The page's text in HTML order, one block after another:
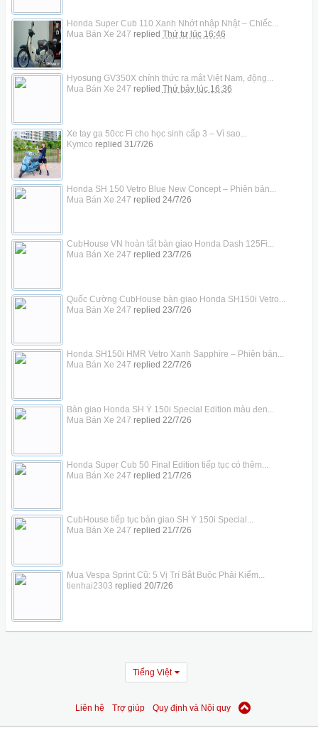
Honda Super Cub 110 Xanh Nhớt nhập Nhật – Chiếc...
Mua Bán Xe 247 replied Thứ tư lúc 16:46
Hyosung GV350X chính thức ra mắt Việt Nam, động...
Mua Bán Xe 247 replied Thứ bảy lúc 16:36
Xe tay ga 50cc Fi cho học sinh cấp 3 – Vì sao...
Kymco replied 31/7/26
Honda SH 150 Vetro Blue New Concept – Phiên bản...
Mua Bán Xe 247 replied 24/7/26
CubHouse VN hoàn tất bàn giao Honda Dash 125Fi...
Mua Bán Xe 247 replied 23/7/26
Quốc Cường CubHouse bàn giao Honda SH150i Vetro...
Mua Bán Xe 247 replied 23/7/26
Honda SH150i HMR Vetro Xanh Sapphire – Phiên bản...
Mua Bán Xe 247 replied 22/7/26
Bàn giao Honda SH Ý 150i Special Edition màu đen...
Mua Bán Xe 247 replied 22/7/26
Honda Super Cub 50 Final Edition tiếp tục có thêm...
Mua Bán Xe 247 replied 21/7/26
CubHouse tiếp tục bàn giao SH Ý 150i Special...
Mua Bán Xe 247 replied 21/7/26
Mua Vespa Sprint Cũ: 5 Vị Trí Bắt Buộc Phải Kiểm...
tienhai2303 replied 20/7/26
Tiếng Việt
Liên hệ Trợ giúp Quy định và Nội quy